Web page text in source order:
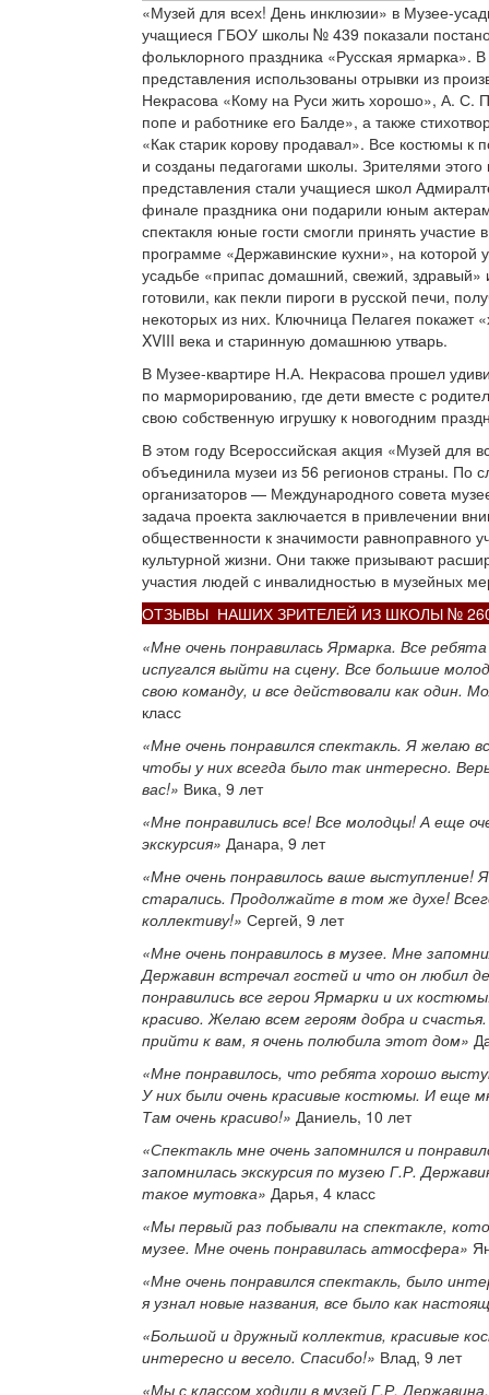
«Музей для всех! День инклюзии» в Музее-
учащиеся ГБОУ школы № 439 показали
фольклорного праздника «Русская ярмарка».
представления использованы отрывки из
Некрасова «Кому на Руси жить хорошо», А. С.
попе и работнике его Балде», а также
«Как старик корову продавал». Все костюмы к
и созданы педагогами школы. Зрителями этого
представления стали учащиеся школ
финале праздника они подарили юным
спектакля юные гости смогли принять участие
программе «Державинские кухни», на которой
усадьбе «припас домашний, свежий, здравый»
готовили, как пекли пироги в русской печи,
некоторых из них. Ключница Пелагея покажет
XVIII века и старинную домашнюю утварь.
В Музее-квартире Н.А. Некрасова прошел
по марморированию, где дети вместе с
свою собственную игрушку к новогодним
В этом году Всероссийская акция «Музей для
объединила музеи из 56 регионов страны. По
организаторов — Международного совета
задача проекта заключается в привлечении
общественности к значимости равноправного
культурной жизни. Они также призывают
участия людей с инвалидностью в музейных
ОТЗЫВЫ НАШИХ ЗРИТЕЛЕЙ ИЗ ШКОЛЫ №
«Мне очень понравилась Ярмарка. Все
испугался выйти на сцену. Все большие
свою команду, и все действовали как один.
класс
«Мне очень понравился спектакль. Я желаю
чтобы у них всегда было так интересно.
вас!» Вика, 9 лет
«Мне понравились все! Все молодцы! А еще
экскурсия» Данара, 9 лет
«Мне очень понравилось ваше выступление!
старались. Продолжайте в том же духе!
коллективу!» Сергей, 9 лет
«Мне очень понравилось в музее. Мне
Державин встречал гостей и что он любил
понравились все герои Ярмарки и их
красиво. Желаю всем героям добра и
прийти к вам, я очень полюбила этот дом»
«Мне понравилось, что ребята хорошо
У них были очень красивые костюмы. И еще
Там очень красиво!» Даниель, 10 лет
«Спектакль мне очень запомнился и
запомнилась экскурсия по музею Г.Р.
такое мутовка» Дарья, 4 класс
«Мы первый раз побывали на спектакле,
музее. Мне очень понравилась атмосфера»
«Мне очень понравился спектакль, было
я узнал новые названия, все было как
«Большой и дружный коллектив, красивые
интересно и весело. Спасибо!» Влад, 9 лет
«Мы с классом ходили в музей Г.Р.